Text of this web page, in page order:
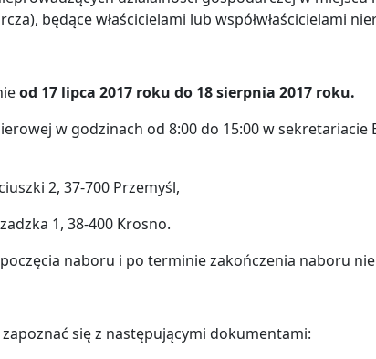
będące właścicielami lub współwłaścicielami
od 17 lipca 2017 roku do 18 sierpnia 2017 roku.
w godzinach od 8:00 do 15:00 w
2, 37-700 Przemyśl,
1, 38-400 Krosno.
naboru i po terminie zakończenia naboru nie
się z następującymi dokumentami: